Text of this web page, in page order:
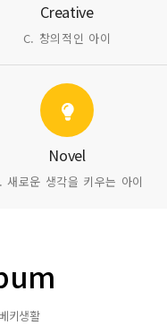
Creative
C. 창의적인 아이
Novel
새로운 생각을 키우는 아이
키생활